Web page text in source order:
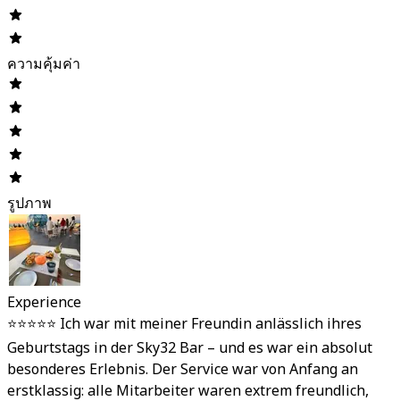
ความคุ้มค่า
รูปภาพ
Experience
⭐️⭐️⭐️⭐️⭐️ Ich war mit meiner Freundin anlässlich ihres
Geburtstags in der Sky32 Bar – und es war ein absolut
besonderes Erlebnis. Der Service war von Anfang an
erstklassig: alle Mitarbeiter waren extrem freundlich,